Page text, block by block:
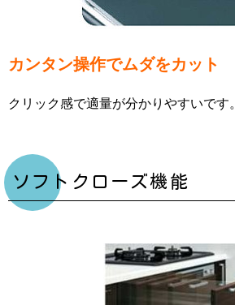
カンタン操作でムダをカット
クリック感で適量が分かりやすいです。
ソフトクローズ機能